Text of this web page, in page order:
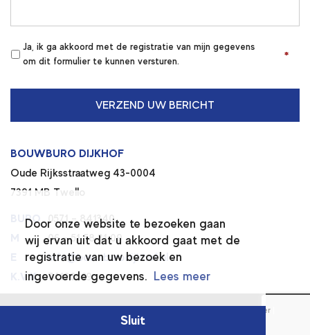
Door onze website te bezoeken gaan
wij ervan uit dat u akkoord gaat met de
registratie van uw bezoek en
ingevoerde gegevens. Lees meer
Sluit
*
*
Ja, ik ga akkoord met de registratie van mijn gegevens
om dit formulier te kunnen versturen.
BOUWBURO DIJKHOF
Oude Rijksstraatweg 43-0004
7391 MB Twello
BURO 0571 – 841340
06 – 51 58 31 09
info@bouwburodijkhof.nl
K.V.K. 74196669
Disclaimer